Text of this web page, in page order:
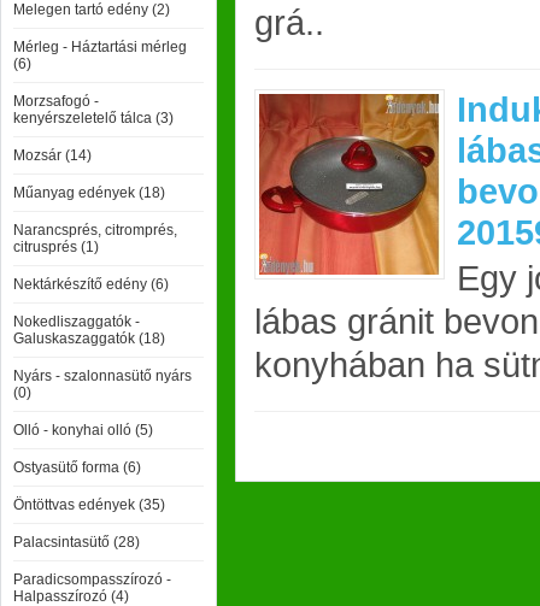
Melegen tartó edény (2)
Mérleg - Háztartási mérleg
(6)
Morzsafogó -
kenyérszeletelő tálca (3)
Mozsár (14)
Műanyag edények (18)
Narancsprés, citromprés,
citrusprés (1)
Nektárkészítő edény (6)
Nokedliszaggatók -
Galuskaszaggatók (18)
Nyárs - szalonnasütő nyárs
(0)
Olló - konyhai olló (5)
Ostyasütő forma (6)
Öntöttvas edények (35)
Palacsintasütő (28)
Paradicsompasszírozó -
Halpasszírozó (4)
grá..
Egy
lábas gránit
konyhában ha